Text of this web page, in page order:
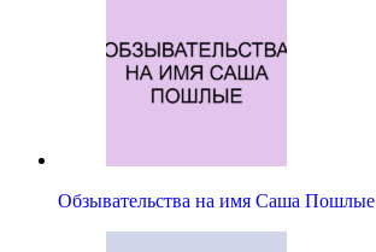
Обзывательства на имя Саша Пошлые